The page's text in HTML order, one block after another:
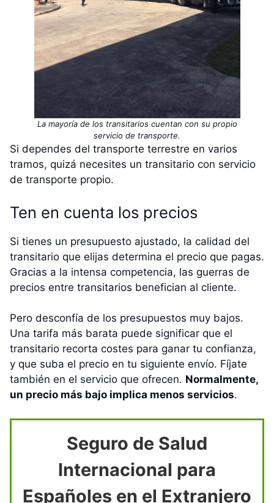
La mayoría de los transitarios cuentan con su propio
servicio de transporte.
Si dependes del transporte terrestre en varios
tramos, quizá necesites un transitario con servicio
de transporte propio.
Ten en cuenta los precios
Si tienes un presupuesto ajustado, la calidad del
transitario que elijas determina el precio que pagas.
Gracias a la intensa competencia, las guerras de
precios entre transitarios benefician al cliente.
Pero desconfía de los presupuestos muy bajos.
Una tarifa más barata puede significar que el
transitario recorta costes para ganar tu confianza,
y que suba el precio en tu siguiente envío. Fíjate
también en el servicio que ofrecen. Normalmente,
un precio más bajo implica menos servicios.
Seguro de Salud
Internacional para
Españoles en el Extranjero